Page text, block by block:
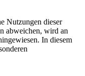
Nutzungen dieser
abweichen, wird an
In diesem